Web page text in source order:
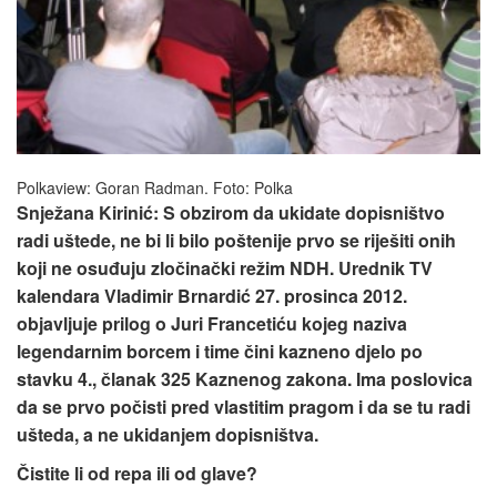
Polkaview: Goran Radman. Foto: Polka
Snježana Kirinić: S obzirom da ukidate dopisništvo
radi uštede, ne bi li bilo poštenije prvo se riješiti onih
koji ne osuđuju zločinački režim NDH. Urednik TV
kalendara Vladimir Brnardić 27. prosinca 2012.
objavljuje prilog o Juri Francetiću kojeg naziva
legendarnim borcem i time čini kazneno djelo po
stavku 4., članak 325 Kaznenog zakona. Ima poslovica
da se prvo počisti pred vlastitim pragom i da se tu radi
ušteda, a ne ukidanjem dopisništva.
Čistite li od repa ili od glave?